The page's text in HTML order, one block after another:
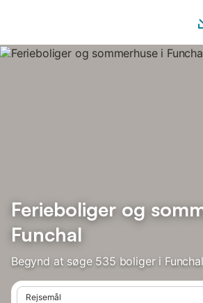
Ferieboliger og
Funchal
Begynd at søge 535 boliger i
Rejsemål